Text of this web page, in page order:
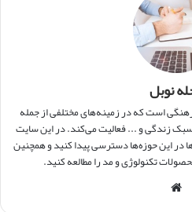
نوبل
است که در زمینه‌های مختلفی از جمله
سبک زندگی و ... فعالیت می‌کند. در این سایت
در این حوزه‌ها دسترسی پیدا کنید و همچنین
تکنولوژی و مد را مطالعه کنید.